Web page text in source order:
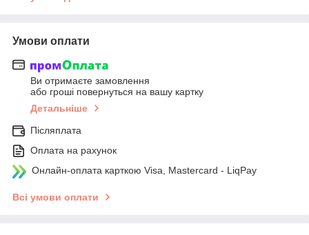
Умови оплати
Ви отримаєте замовлення
або гроші повернуться на вашу картку
Детальніше
Післяплата
Оплата на рахунок
Онлайн-оплата карткою Visa, Mastercard - LiqPay
Всі умови оплати